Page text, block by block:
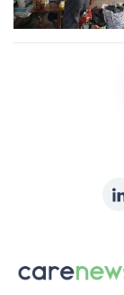
sur:
Carenews,
Le